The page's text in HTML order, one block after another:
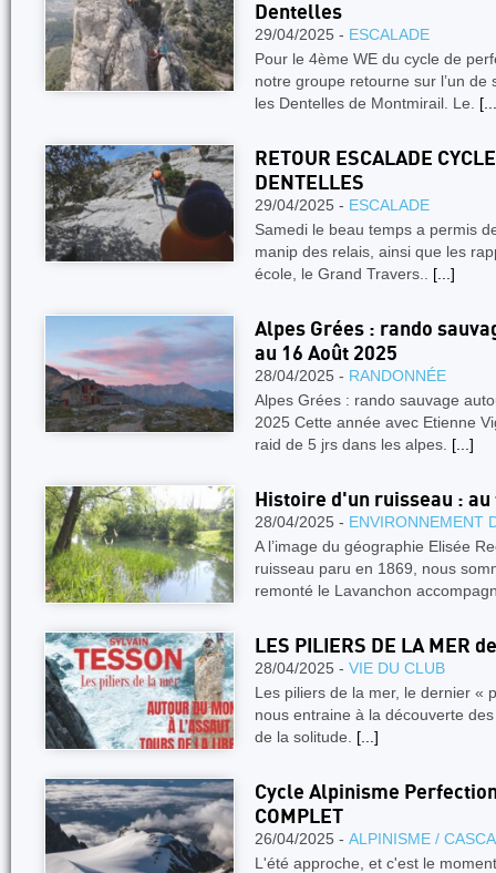
Dentelles
29/04/2025 - ESCALADE
Pour le 4ème WE du cycle de
notre groupe retourne sur l’un
les Dentelles de Montmirail. Le.
RETOUR ESCALADE
DENTELLES
29/04/2025 - ESCALADE
Samedi le beau temps a permis
manip des relais, ainsi que les
école, le Grand Travers.. [...]
Alpes Grées : rando
au 16 Août 2025
28/04/2025 - RANDONNÉE
Alpes Grées : rando sauvage
2025 Cette année avec Etienne
raid de 5 jrs dans les alpes. [...]
Histoire d'un ruisseau :
28/04/2025 - ENVIRONNEMENT
A l’image du géographie Elisée
ruisseau paru en 1869, nous
remonté le Lavanchon
LES PILIERS DE LA MER
28/04/2025 - VIE DU CLUB
Les piliers de la mer, le dernier «
nous entraine à la découverte
de la solitude. [...]
Cycle Alpinisme
COMPLET
26/04/2025 - ALPINISME /
L'été approche, et c'est le